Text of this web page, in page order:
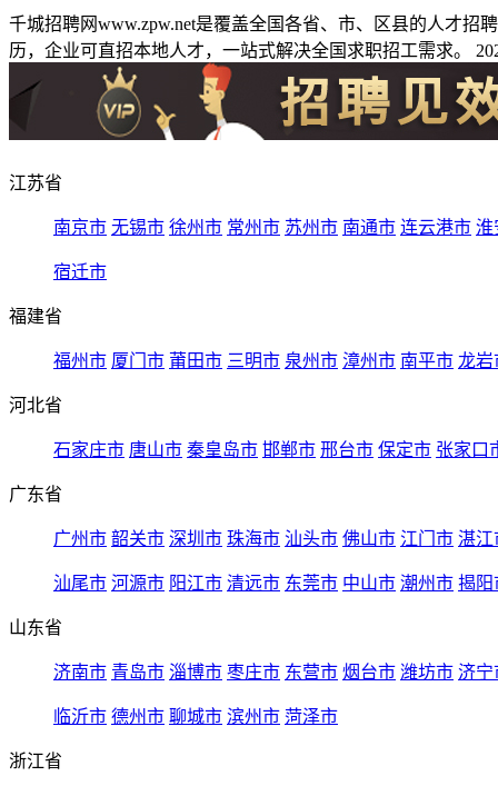
千城招聘网www.zpw.net是覆盖全国各省、市、区县的人才
历，企业可直招本地人才，一站式解决全国求职招工需求。
江苏省
南京市 无锡市 徐州市 常州市 苏州市 南通市 连云港市 淮
宿迁市
福建省
福州市 厦门市 莆田市 三明市 泉州市 漳州市 南平市 龙岩
河北省
石家庄市 唐山市 秦皇岛市 邯郸市 邢台市 保定市 张家口
广东省
广州市 韶关市 深圳市 珠海市 汕头市 佛山市 江门市 湛江
汕尾市 河源市 阳江市 清远市 东莞市 中山市 潮州市 揭阳
山东省
济南市 青岛市 淄博市 枣庄市 东营市 烟台市 潍坊市 济宁
临沂市 德州市 聊城市 滨州市 菏泽市
浙江省